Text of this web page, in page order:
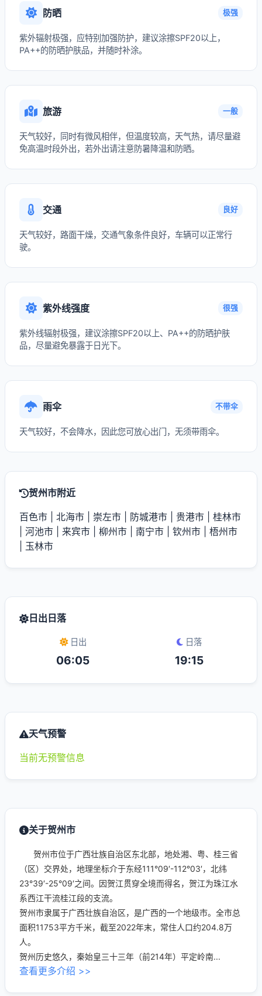
防晒 极强
紫外辐射极强，应特别加强防护，建议涂擦SPF20以上，
PA++的防晒护肤品，并随时补涂。
旅游 一般
天气较好，同时有微风相伴，但温度较高，天气热，请尽量避
免高温时段外出，若外出请注意防暑降温和防晒。
交通 良好
天气较好，路面干燥，交通气象条件良好，车辆可以正常行
驶。
紫外线强度 很强
紫外线辐射极强，建议涂擦SPF20以上、PA++的防晒护肤
品，尽量避免暴露于日光下。
雨伞 不带伞
天气较好，不会降水，因此您可放心出门，无须带雨伞。
贺州市附近
百色市 北海市 崇左市 防城港市 贵港市
桂林市
河池市 来宾市 柳州市 南宁市 钦州市
梧州市
玉林市
日出日落
日出
06:05
日落
19:15
天气预警
当前无预警信息
关于贺州市
贺州市位于广西壮族自治区东北部，地处湘、粤、桂三省
（区）交界处，地理坐标介于东经111°09′-112°03′，北纬
23°39′-25°09′之间。因贺江贯穿全境而得名，贺江为珠江水
系西江干流桂江段的支流。
贺州市隶属于广西壮族自治区，是广西的一个地级市。全市总
面积11753平方千米，截至2022年末，常住人口约204.8万
人。
贺州历史悠久，秦始皇三十三年（前214年）平定岭南...
查看更多介绍 >>